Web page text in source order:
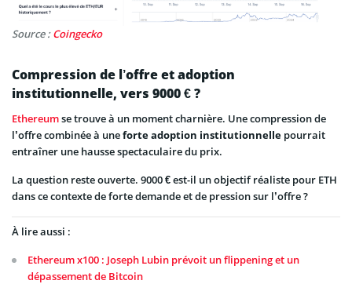
Source :Coingecko
Compression de l’offre et adoption
institutionnelle, vers 9000 € ?
Ethereumse trouve à un moment charnière. Une compression de
l’offre combinée à uneforte adoption institutionnelle pourrait
entraîner une hausse spectaculaire du prix.
La question reste ouverte. 9000 € est-il un objectif réaliste pour ETH
dans ce contexte de forte demande et de pression sur l’offre ?
À lire aussi :
Ethereum x100 : Joseph Lubin prévoit un flippening et un
dépassement de Bitcoin